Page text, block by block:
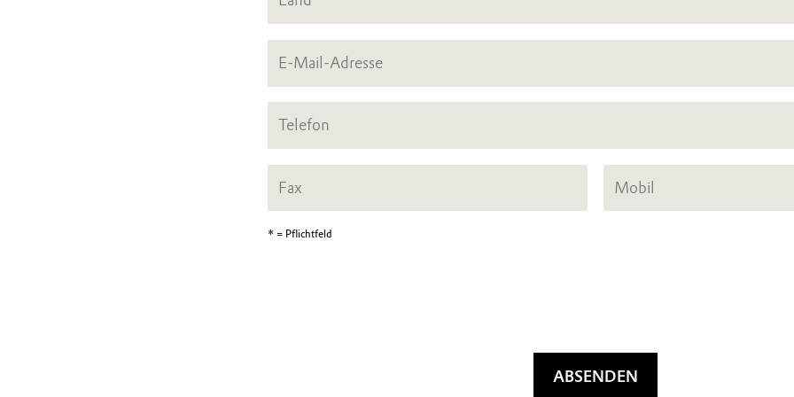
* = Pflichtfeld
ABSENDEN